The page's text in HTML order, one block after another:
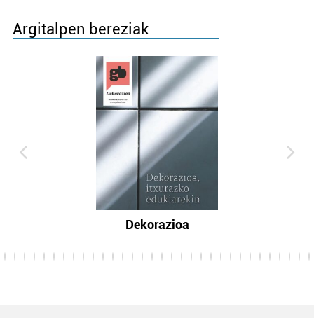
Argitalpen bereziak
Dekorazioa